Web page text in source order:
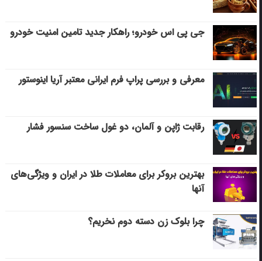
جی پی اس خودرو؛ راهکار جدید تامین امنیت خودرو
معرفی و بررسی پراپ فرم ایرانی معتبر آریا اینوستور
رقابت ژاپن و آلمان، دو غول ساخت سنسور فشار
بهترین بروکر برای معاملات طلا در ایران و ویژگی‌های
آنها
چرا بلوک زن دسته دوم نخریم؟